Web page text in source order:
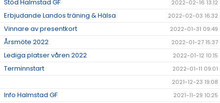
Stöd Halmstad GF 2022-02-16 13:12
Erbjudande Landos träning & Hälsa 2022-02-03 16:32
Vinnare av presentkort 2022-01-31 09:49
Årsmöte 2022 2022-01-27 15:37
Lediga platser våren 2022 2022-01-12 10:15
Terminnstart
2022-01-11 09:01
2021-12-23 19:08
Info Halmstad GF 2021-11-29 10:25